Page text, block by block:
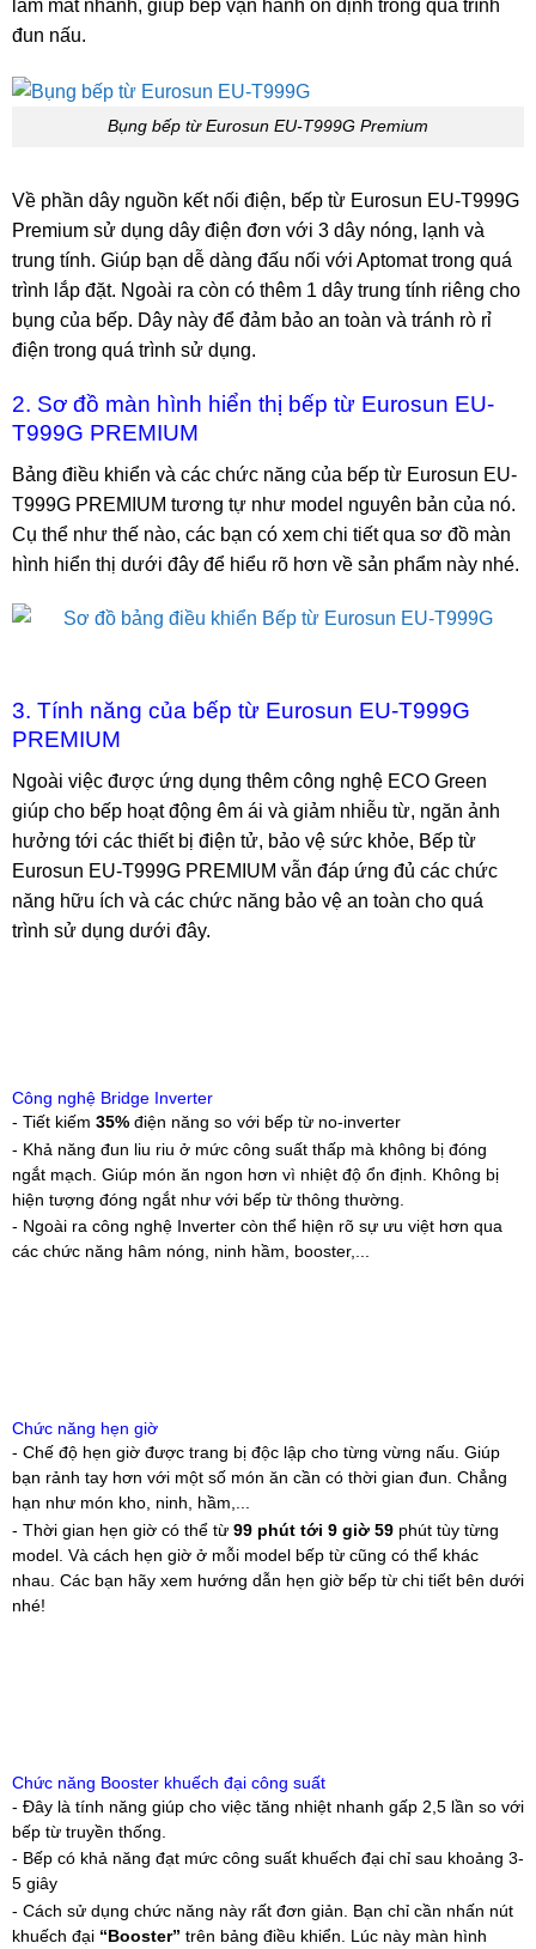
làm mát nhanh, giúp bếp vận hành ổn định trong quá trình
đun nấu.
Bụng bếp từ Eurosun EU-T999G Premium
Về phần dây nguồn kết nối điện, bếp từ Eurosun EU-T999G
Premium sử dụng dây điện đơn với 3 dây nóng, lạnh và
trung tính. Giúp bạn dễ dàng đấu nối với Aptomat trong quá
trình lắp đặt. Ngoài ra còn có thêm 1 dây trung tính riêng cho
bụng của bếp. Dây này để đảm bảo an toàn và tránh rò rỉ
điện trong quá trình sử dụng.
2. Sơ đồ màn hình hiển thị bếp từ Eurosun EU-
T999G PREMIUM
Bảng điều khiển và các chức năng của bếp từ Eurosun EU-
T999G PREMIUM tương tự như model nguyên bản của nó.
Cụ thể như thế nào, các bạn có xem chi tiết qua sơ đồ màn
hình hiển thị dưới đây để hiểu rõ hơn về sản phẩm này nhé.
3. Tính năng của bếp từ Eurosun EU-T999G
PREMIUM
Ngoài việc được ứng dụng thêm công nghệ ECO Green
giúp cho bếp hoạt động êm ái và giảm nhiễu từ, ngăn ảnh
hưởng tới các thiết bị điện tử, bảo vệ sức khỏe, Bếp từ
Eurosun EU-T999G PREMIUM vẫn đáp ứng đủ các chức
năng hữu ích và các chức năng bảo vệ an toàn cho quá
trình sử dụng dưới đây.
Công nghệ Bridge Inverter
- Tiết kiếm 35% điện năng so với bếp từ no-inverter
- Khả năng đun liu riu ở mức công suất thấp mà không bị đóng
ngắt mạch. Giúp món ăn ngon hơn vì nhiệt độ ổn định. Không bị
hiện tượng đóng ngắt như với bếp từ thông thường.
- Ngoài ra công nghệ Inverter còn thể hiện rõ sự ưu việt hơn qua
các chức năng hâm nóng, ninh hầm, booster,...
Chức năng hẹn giờ
- Chế độ hẹn giờ được trang bị độc lập cho từng vừng nấu. Giúp
bạn rảnh tay hơn với một số món ăn cần có thời gian đun. Chẳng
hạn như món kho, ninh, hầm,...
- Thời gian hẹn giờ có thể từ 99 phút tới 9 giờ 59 phút tùy từng
model. Và cách hẹn giờ ở mỗi model bếp từ cũng có thể khác
nhau. Các bạn hãy xem hướng dẫn hẹn giờ bếp từ chi tiết bên dưới
nhé!
Chức năng Booster khuếch đại công suất
- Đây là tính năng giúp cho việc tăng nhiệt nhanh gấp 2,5 lần so với
bếp từ truyền thống.
- Bếp có khả năng đạt mức công suất khuếch đại chỉ sau khoảng 3-
5 giây
- Cách sử dụng chức năng này rất đơn giản. Bạn chỉ cần nhấn nút
khuếch đại “Booster” trên bảng điều khiển. Lúc này màn hình